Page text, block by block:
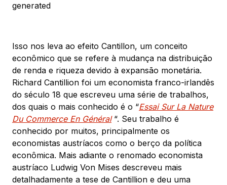
Isso nos leva ao efeito Cantillon, um conceito
econômico que se refere à mudança na distribuição
de renda e riqueza devido à expansão monetária.
Richard Cantillion foi um economista franco-irlandês
do século 18 que escreveu uma série de trabalhos,
dos quais o mais conhecido é o “Essai Sur La Nature
Du Commerce En Général“. Seu trabalho é
conhecido por muitos, principalmente os
economistas austríacos como o berço da política
econômica. Mais adiante o renomado economista
austríaco Ludwig Von Mises descreveu mais
detalhadamente a tese de Cantillion e deu uma